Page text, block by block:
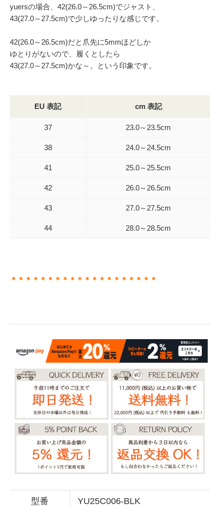
yuersの場合、42(26.0～26.5cm)でジャスト、
43(27.0～27.5cm)で少しゆったりな感じです。
42(26.0～26.5cm)だと爪先に5mmほどしか
ゆとりがないので、履くとしたら
43(27.0～27.5cm)かな～。という印象です。
EU 表記 cm 表記
37 23.0～23.5cm
38 24.0～24.5cm
41 25.0～25.5cm
42 26.0～26.5cm
43 27.0～27.5cm
44 28.0～28.5cm
＊＊＊＊＊＊＊＊＊＊＊＊＊＊＊＊＊＊＊＊
型番 YU25C006-BLK